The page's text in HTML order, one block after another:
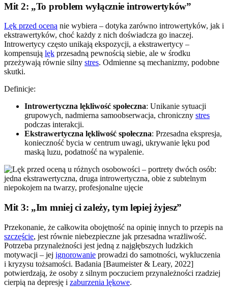
Mit 2: „To problem wyłącznie introwertyków”
Lęk przed oceną nie wybiera – dotyka zarówno introwertyków, jak i
ekstrawertyków, choć każdy z nich doświadcza go inaczej.
Introwertycy często unikają ekspozycji, a ekstrawertycy –
kompensują lęk przesadną pewnością siebie, ale w środku
przeżywają równie silny stres. Odmienne są mechanizmy, podobne
skutki.
Definicje:
Introwertyczna lękliwość społeczna: Unikanie sytuacji
grupowych, nadmierna samoobserwacja, chroniczny stres
podczas interakcji.
Ekstrawertyczna lękliwość społeczna: Przesadna ekspresja,
konieczność bycia w centrum uwagi, ukrywanie lęku pod
maską luzu, podatność na wypalenie.
Mit 3: „Im mniej ci zależy, tym lepiej żyjesz”
Przekonanie, że całkowita obojętność na opinię innych to przepis na
szczęście, jest równie niebezpieczne jak przesadna wrażliwość.
Potrzeba przynależności jest jedną z najgłębszych ludzkich
motywacji – jej ignorowanie prowadzi do samotności, wykluczenia
i kryzysu tożsamości. Badania [Baumeister & Leary, 2022]
potwierdzają, że osoby z silnym poczuciem przynależności rzadziej
cierpią na depresję i zaburzenia lękowe.